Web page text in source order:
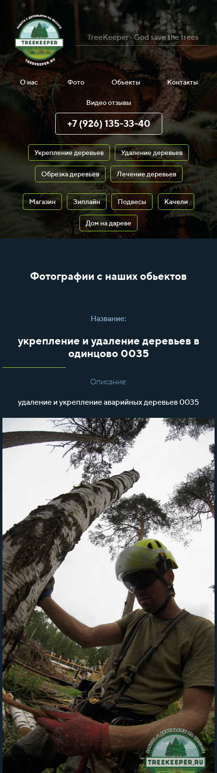
TreeKeeper- God save the trees
О нас Фото Объекты Контакты
Видео отзывы
+7 (926) 135-33-40
Укрепление деревьев Удаление деревьев
Обрезка деревьев Лечение деревьев
Магазин Зиплайн Подвесы Качели
Дом на дареве
Фотографии с наших обьектов
Название:
укрепление и удаление деревьев в
одинцово 0035
Описание:
удаление и укрепление аварийных деревьев 0035